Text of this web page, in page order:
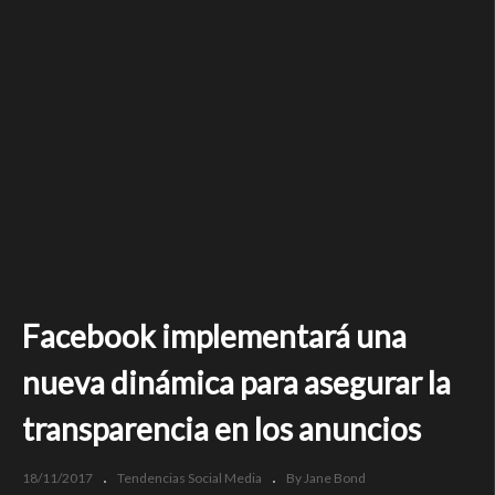
Facebook implementará una
nueva dinámica para asegurar la
transparencia en los anuncios
18/11/2017 Tendencias Social Media
By Jane Bond